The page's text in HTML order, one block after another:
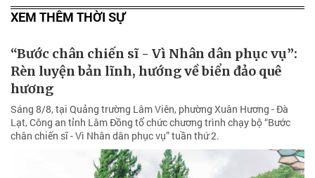
XEM THÊM THỜI SỰ
“Bước chân chiến sĩ - Vì Nhân dân phục vụ”:
Rèn luyện bản lĩnh, hướng về biển đảo quê
hương
Sáng 8/8, tại Quảng trường Lâm Viên, phường Xuân Hương - Đà
Lạt, Công an tỉnh Lâm Đồng tổ chức chương trình chạy bộ “Bước
chân chiến sĩ - Vì Nhân dân phục vụ” tuần thứ 2.